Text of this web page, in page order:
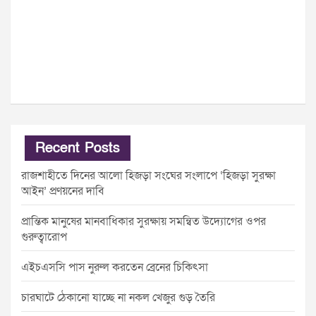
Recent Posts
রাজশাহীতে দিনের আলো হিজড়া সংঘের সংলাপে ‘হিজড়া সুরক্ষা
আইন’ প্রণয়নের দাবি
প্রান্তিক মানুষের মানবাধিকার সুরক্ষায় সমন্বিত উদ্যোগের ওপর
গুরুত্বারোপ
এইচএসসি পাস নুরুল করতেন ব্রেনের চিকিৎসা
চারঘাটে ঠেকানো যাচ্ছে না নকল খেজুর গুড় তৈরি